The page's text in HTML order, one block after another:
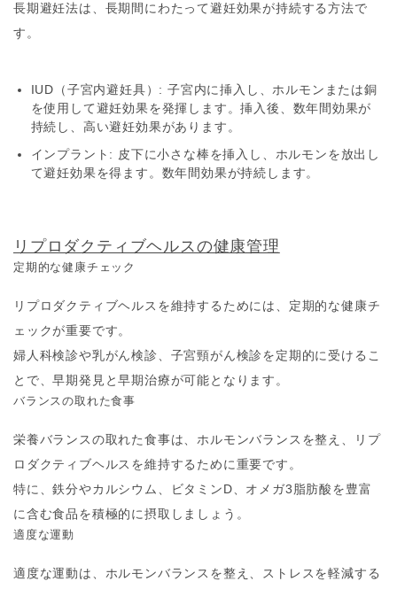
長期避妊法は、長期間にわたって避妊効果が持続する方法で
す。
IUD（子宮内避妊具） : 子宮内に挿入し、ホルモンまたは銅
を使用して避妊効果を発揮します。挿入後、数年間効果が
持続し、高い避妊効果があります。
インプラント : 皮下に小さな棒を挿入し、ホルモンを放出し
て避妊効果を得ます。数年間効果が持続します。
リプロダクティブヘルスの健康管理
定期的な健康チェック
リプロダクティブヘルスを維持するためには、定期的な健康チ
ェックが重要です。
婦人科検診や乳がん検診、子宮頸がん検診を定期的に受けるこ
とで、早期発見と早期治療が可能となります。
バランスの取れた食事
栄養バランスの取れた食事は、ホルモンバランスを整え、リプ
ロダクティブヘルスを維持するために重要です。
特に、鉄分やカルシウム、ビタミンD、オメガ3脂肪酸を豊富
に含む食品を積極的に摂取しましょう。
適度な運動
適度な運動は、ホルモンバランスを整え、ストレスを軽減する